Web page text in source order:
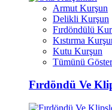
Armut Kurşun
Delikli Kurşun
Fırdöndülü
Kıstırma
Kutu Kurşun
Tümünü Göster
Fırdöndü Ve